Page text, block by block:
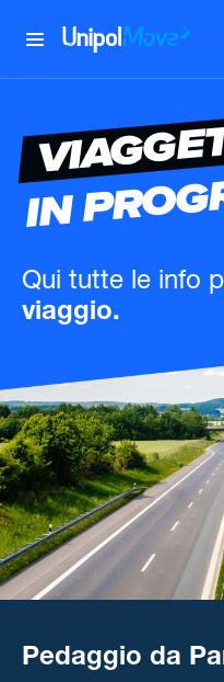
UnipolMove
IN
Qui tutte le info
viaggio.
Pedaggio da